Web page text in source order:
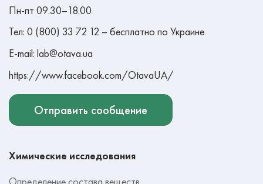
Пн-пт 09.30–18.00
Тел: 0 (800) 33 72 12 – бесплатно по Украине
E-mail: lab@otava.ua
https://www.facebook.com/OtavaUA/
Отправить сообщение
Химические исследования